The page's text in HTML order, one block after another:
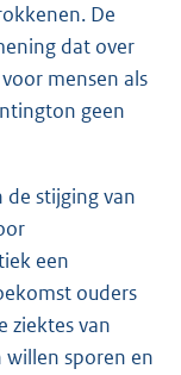
De
dat over
mensen als
geen
de stijging van
een
ouders
ziektes van
willen sporen en